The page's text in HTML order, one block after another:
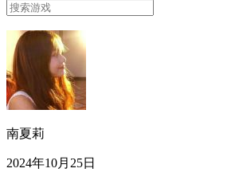
南夏莉
2024年10月25日